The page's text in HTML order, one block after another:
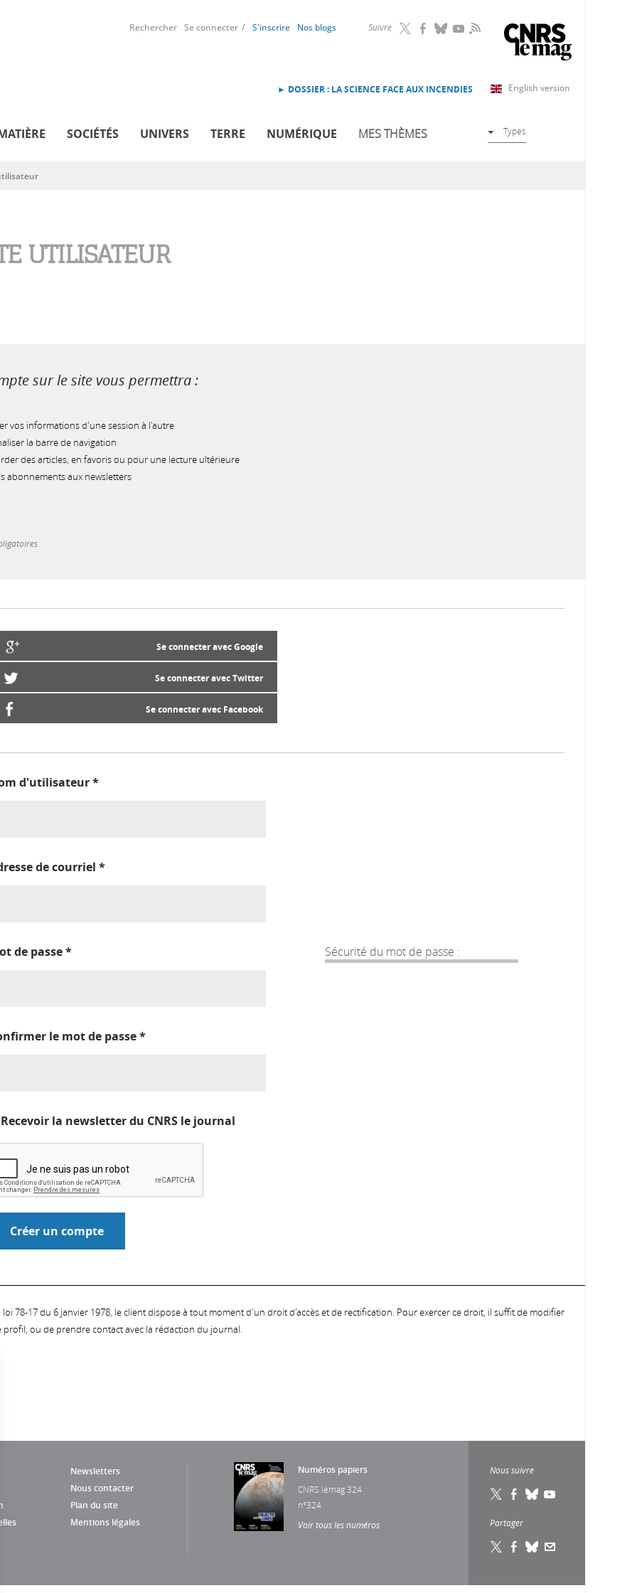
Suivre RSS
Rechercher Se connecter S'inscrire Nos blogs
English version
► DOSSIER : LA SCIENCE FACE AUX INCENDIES
SOCIÉTÉS UNIVERS TERRE NUMÉRIQUE MES THÈMES Types
UTILISATEUR
sur le site vous permettra :
vos informations d'une session à l'autre
la barre de navigation
des articles, en favoris ou pour une lecture ultérieure
abonnements aux newsletters
Se connecter avec Google
Se connecter avec Twitter
Se connecter avec Facebook
d'utilisateur*
de courriel *
Sécurité du mot de passe :
de passe*
le mot de passe*
Recevoir la newsletter du CNRS le journal
78-17 du 6 janvier 1978, le client dispose à tout moment d'un droit d'accès et de rectification. Pour exercer ce droit, il suffit de modifier
ou de prendre contact avec la rédaction du journal.
Newsletters
Nous contacter
Plan du site
Mentions légales
Numéros papiers
CNRS lemag 324
n°324
Voir tous les numéros
Nous suivre
Partager